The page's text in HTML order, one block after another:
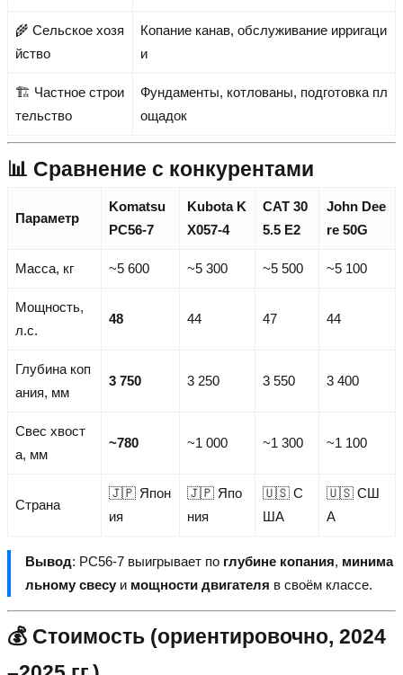
🌾 Сельское хозя
йство
Копание канав, обслуживание ирригаци
и
🏗 Частное строи
тельство
Фундаменты, котлованы, подготовка пл
ощадок
📊 Сравнение с конкурентами
Параметр
Komatsu
PC56-7
Kubota K
X057-4
CAT 30
5.5 E2
John Dee
re 50G
Масса, кг ~5 600 ~5 300 ~5 500 ~5 100
Мощность,
л.с.
48 44 47 44
Глубина коп
ания, мм
3 750 3 250 3 550 3 400
Свес хвост
а, мм
~780 ~1 000 ~1 300 ~1 100
Страна
🇯🇵 Япон
ия
🇯🇵 Япо
ния
🇺🇸 С
ША
🇺🇸 СШ
А
Вывод: PC56-7 выигрывает по глубине копания, минима
льному свесу и мощности двигателя в своём классе.
💰 Стоимость (ориентировочно, 2024